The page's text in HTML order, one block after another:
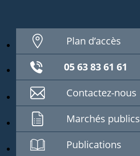
Plan d’accès
05 63 83 61 61
Contactez-nous
Marchés publics
Publications